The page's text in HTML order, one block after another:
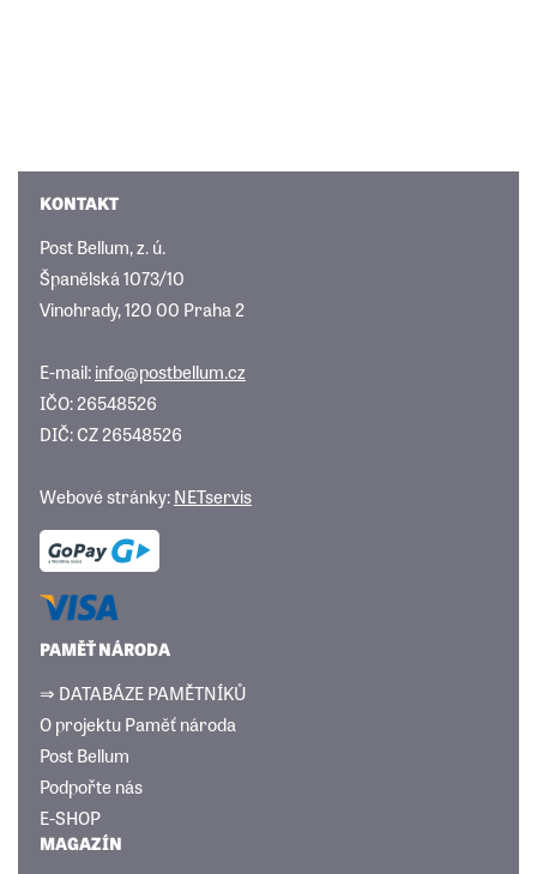
KONTAKT
Post Bellum, z. ú.
Španělská 1073/10
Vinohrady, 120 00 Praha 2
E-mail:info@postbellum.cz
IČO: 26548526
DIČ: CZ 26548526
Webové stránky:NETservis
PAMĚŤ NÁRODA
⇒ DATABÁZE PAMĚTNÍKŮ
O projektu Paměť národa
Post Bellum
Podpořte nás
E-SHOP
MAGAZÍN